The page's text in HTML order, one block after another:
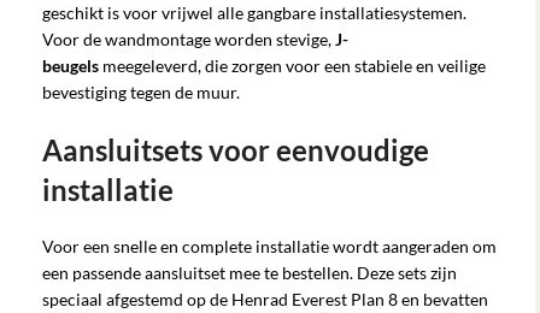
geschikt is voor vrijwel alle gangbare installatiesystemen.
Voor de wandmontage worden stevige,J-
beugels meegeleverd, die zorgen voor een stabiele en veilige
bevestiging tegen de muur.
Aansluitsets voor eenvoudige
installatie
Voor een snelle en complete installatie wordt aangeraden om
een passende aansluitset mee te bestellen. Deze sets zijn
speciaal afgestemd op de Henrad Everest Plan 8 en bevatten